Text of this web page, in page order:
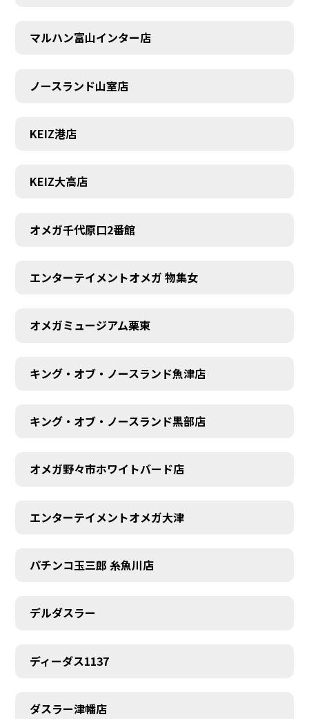
マルハン富山インター店
ノースランド山室店
KEIZ港店
KEIZ大高店
オメガ千代原口2番館
エンターテイメントオメガ 物集女
オメガミュージアム栗東
キング・オブ・ノースランド魚津店
キング・オブ・ノースランド黒部店
オメガ野々市ホワイトバード店
エンターテイメントオメガ大津
パチンコ玉三郎 糸魚川店
デルダスラー
ディーダス1137
ダスラー津幡店